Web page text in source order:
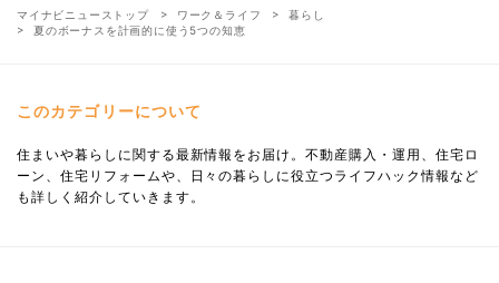
マイナビニューストップ ワーク＆ライフ
暮らし
夏のボーナスを計画的に使う5つの知恵
このカテゴリーについて
住まいや暮らしに関する最新情報をお届け。不動産購入・運用、住宅ロ
ーン、住宅リフォームや、日々の暮らしに役立つライフハック情報など
も詳しく紹介していきます。